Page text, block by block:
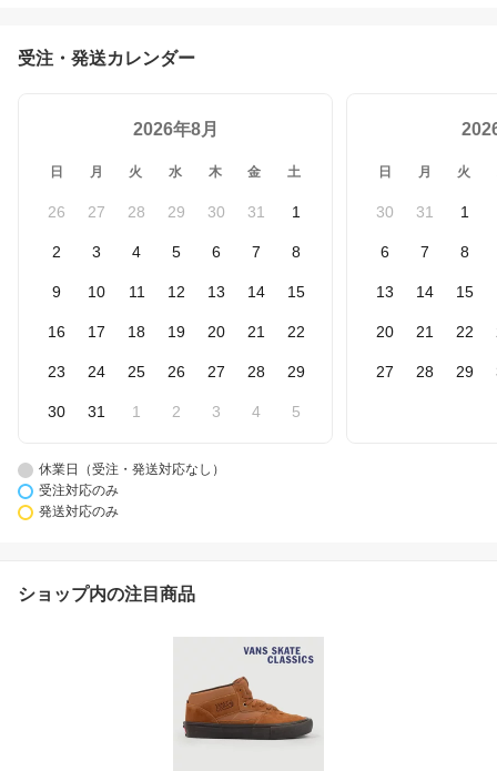
受注・発送カレンダー
2026年8月
日 月 火 水 木 金 土
26 27 28 29 30 31 1
2 3 4 5 6 7 8
9 10 11 12 13 14 15
16 17 18 19 20 21 22
23 24 25 26 27 28 29
30 31 1 2 3 4 5
日 月 火
30 31 1
6 7 8
13 14 15
20 21 22
27 28 29
休業日（受注・発送対応なし）
受注対応のみ
発送対応のみ
ショップ内の注目商品